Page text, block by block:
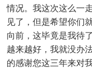
情况。我这次这么一
见了，但是希望你们
向前，这毕竟是我待
越来越好，我就没办
的感谢您这三年来对